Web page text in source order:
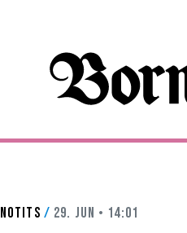
NOTITS / 29. JUN • 14:01